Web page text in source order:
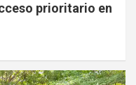
prioritario en